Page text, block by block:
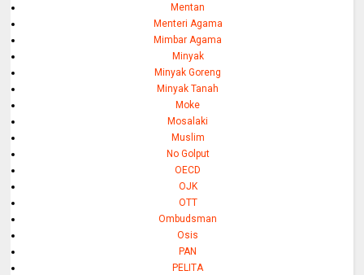
Mentan
Menteri Agama
Mimbar Agama
Minyak
Minyak Goreng
Minyak Tanah
Moke
Mosalaki
Muslim
No Golput
OECD
OJK
OTT
Ombudsman
Osis
PAN
PELITA